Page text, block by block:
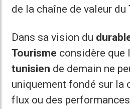
de la chaîne de valeur du
Dans sa vision du
Tourisme considère que
tunisien de demain ne
uniquement fondé sur la
flux ou des